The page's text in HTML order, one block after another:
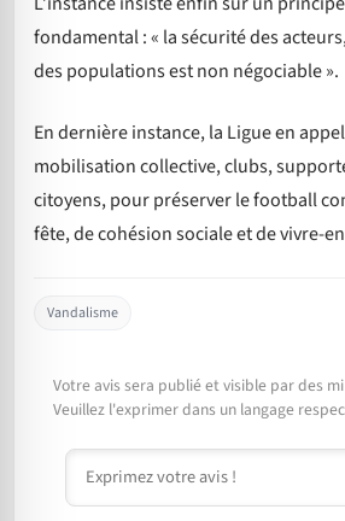
fondamental : « la sécurité des
des populations est non négociable ».
En dernière instance, la Ligue en
mobilisation collective, clubs,
citoyens, pour préserver le football
fête, de cohésion sociale et de vivre-
Vandalisme
Votre avis sera publié et visible par des
Veuillez l'exprimer dans un langage
Commentaire